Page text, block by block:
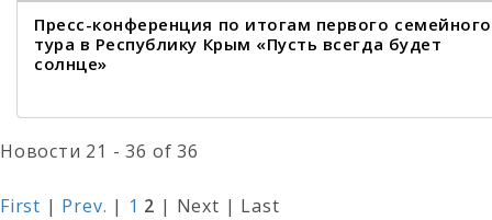
Пресс-конференция по итогам первого семейного
тура в Республику Крым «Пусть всегда будет
солнце»
Новости 21 - 36 of 36
First | Prev. | 1 2 | Next | Last